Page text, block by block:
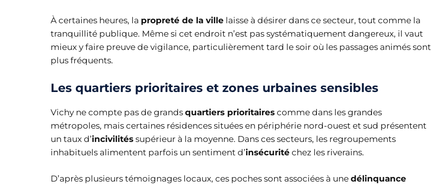
À certaines heures, la propreté de la ville laisse à désirer dans ce secteur, tout comme la
tranquillité publique. Même si cet endroit n’est pas systématiquement dangereux, il vaut
mieux y faire preuve de vigilance, particulièrement tard le soir où les passages animés sont
plus fréquents.
Les quartiers prioritaires et zones urbaines sensibles
Vichy ne compte pas de grands quartiers prioritaires comme dans les grandes
métropoles, mais certaines résidences situées en périphérie nord-ouest et sud présentent
un taux d’incivilités supérieur à la moyenne. Dans ces secteurs, les regroupements
inhabituels alimentent parfois un sentiment d’insécurité chez les riverains.
D’après plusieurs témoignages locaux, ces poches sont associées à une délinquance